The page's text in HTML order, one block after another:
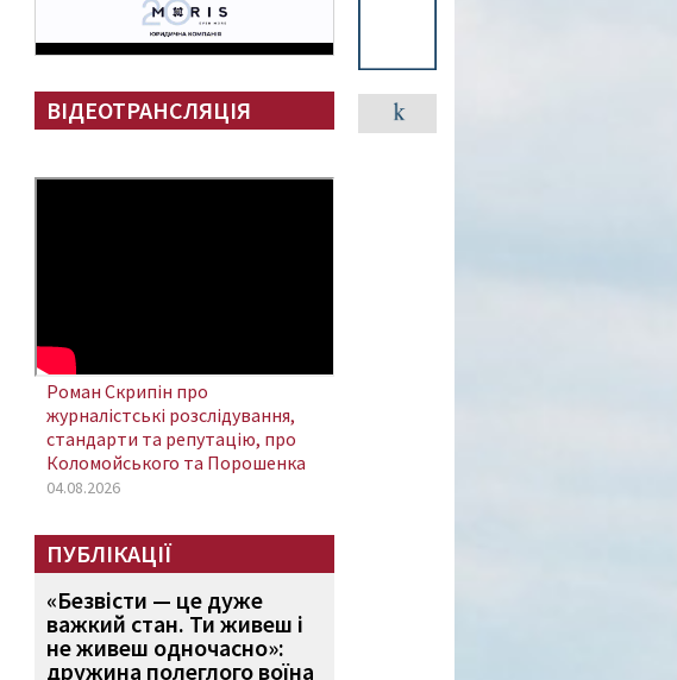
ВІДЕОТРАНСЛЯЦІЯ
Роман Скрипін про
журналістські розслідування,
стандарти та репутацію, про
Коломойського та Порошенка
04.08.2026
ПУБЛІКАЦІЇ
«Безвісти — це дуже
важкий стан. Ти живеш і
не живеш одночасно»:
дружина полеглого воїна